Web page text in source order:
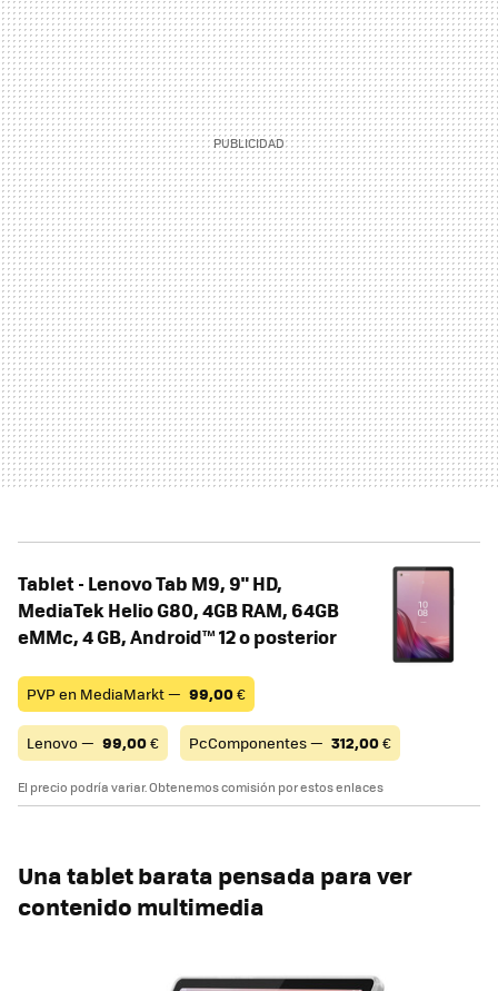
Tablet - Lenovo Tab M9, 9" HD,
MediaTek Helio G80, 4GB RAM, 64GB
eMMc, 4 GB, Android™ 12 o posterior
PVP en MediaMarkt — 99,00€
Lenovo — 99,00€ PcComponentes — 312,00€
El precio podría variar. Obtenemos comisión por estos enlaces
Una tablet barata pensada para ver
contenido multimedia